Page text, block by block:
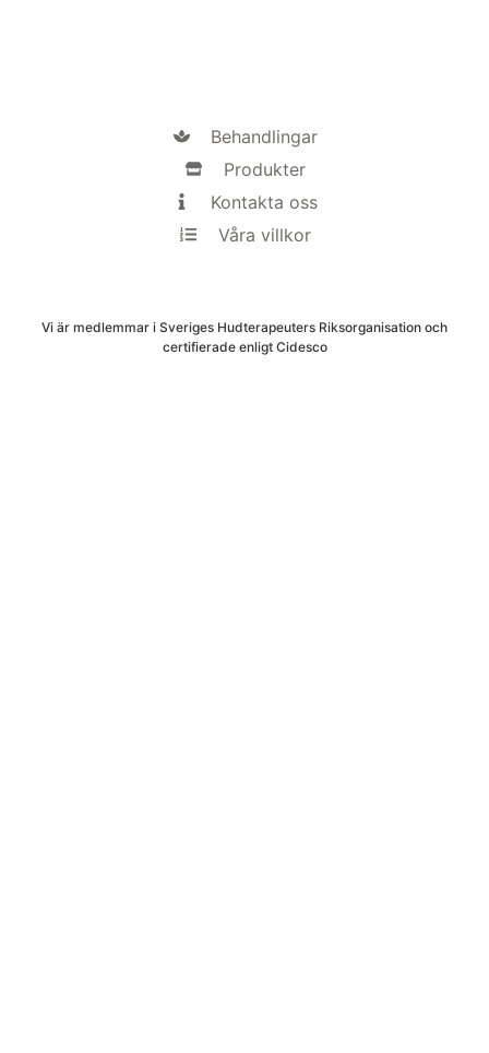
Behandlingar
Produkter
Kontakta oss
Våra villkor
Vi är medlemmar i Sveriges Hudterapeuters Riksorganisation och
certifierade enligt Cidesco